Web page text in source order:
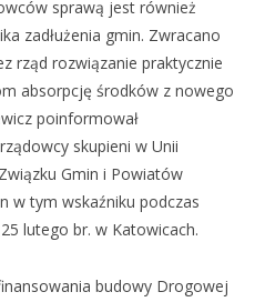
sprawą jest również
zadłużenia gmin. Zwracano
rząd rozwiązanie praktycznie
absorpcję środków z nowego
poinformował
skupieni w Unii
Gmin i Powiatów
w tym wskaźniku podczas
lutego br. w Katowicach.
budowy Drogowej